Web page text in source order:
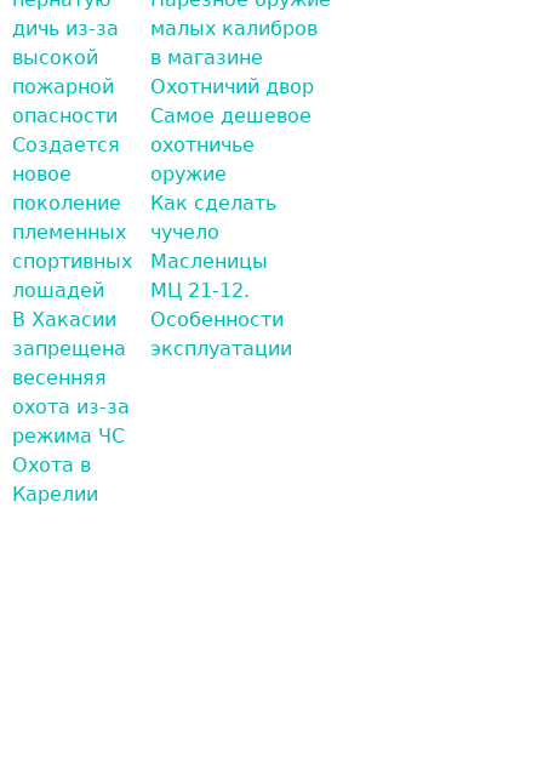
дичь из-за
высокой
пожарной
опасности
Создается
новое
поколение
племенных
спортивных
лошадей
В Хакасии
запрещена
весенняя
охота из-за
режима ЧС
Охота в
Карелии
малых калибров
в магазине
Охотничий двор
Самое дешевое
охотничье
оружие
Как сделать
чучело
Масленицы
МЦ 21-12.
Особенности
эксплуатации